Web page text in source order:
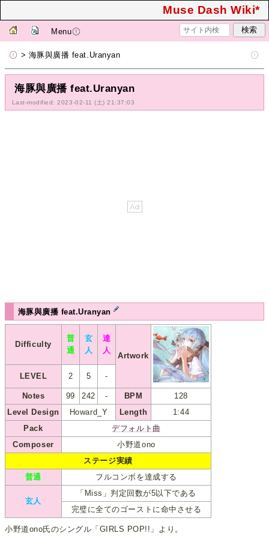
Muse Dash Wiki*
Menu
> 海豚與廣播 feat.Uranyan
海豚與廣播 feat.Uranyan
Last-modified: 2023-02-11 (土) 21:37:03
海豚與廣播 feat.Uranyan
Difficulty
普
通
玄
人
達
人
Artwork
LEVEL 2 5 -
Notes 99 242 - BPM
128
Level Design
Howard_Y Length
1:44
Pack
デフォルト曲
Composer
小野道ono
ステージ実績
普通
フルコンボを達成する
玄人
「Miss」判定回数が5以下である
完璧に全てのゴーストに命中させる
小野道ono氏のシングル「GIRLS POP!!」より。